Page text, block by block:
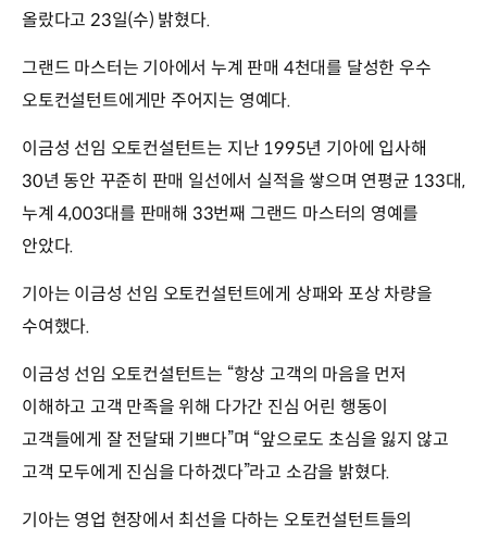
올랐다고 23일(수) 밝혔다.
그랜드 마스터는 기아에서 누계 판매 4천대를 달성한 우수
오토컨설턴트에게만 주어지는 영예다.
이금성 선임 오토컨설턴트는 지난 1995년 기아에 입사해
30년 동안 꾸준히 판매 일선에서 실적을 쌓으며 연평균 133대,
누계 4,003대를 판매해 33번째 그랜드 마스터의 영예를
안았다.
기아는 이금성 선임 오토컨설턴트에게 상패와 포상 차량을
수여했다.
이금성 선임 오토컨설턴트는 “항상 고객의 마음을 먼저
이해하고 고객 만족을 위해 다가간 진심 어린 행동이
고객들에게 잘 전달돼 기쁘다”며 “앞으로도 초심을 잃지 않고
고객 모두에게 진심을 다하겠다”라고 소감을 밝혔다.
기아는 영업 현장에서 최선을 다하는 오토컨설턴트들의